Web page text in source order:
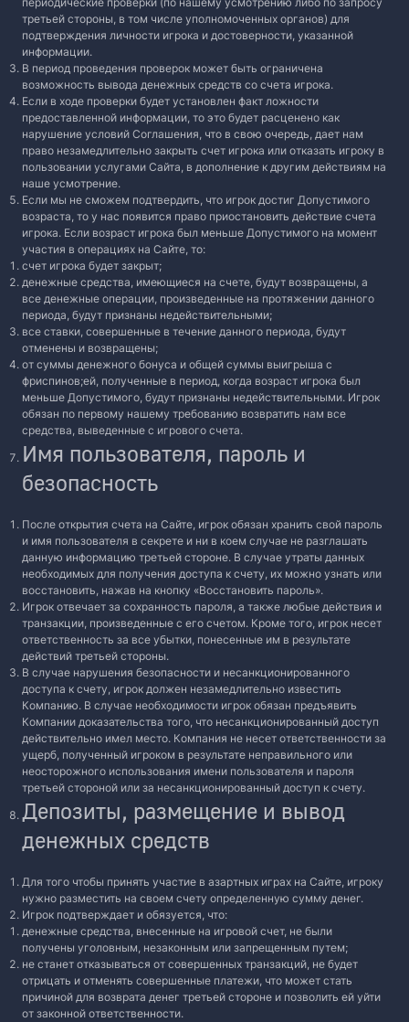
третьей стороны, в том числе уполномоченных органов) для
подтверждения личности игрока и достоверности, указанной
информации.
В период проведения проверок может быть ограничена
возможность вывода денежных средств со счета игрока.
Если в ходе проверки будет установлен факт ложности
предоставленной информации, то это будет расценено как
нарушение условий Соглашения, что в свою очередь, дает нам
право незамедлительно закрыть счет игрока или отказать игроку в
пользовании услугами Сайта, в дополнение к другим действиям на
наше усмотрение.
Если мы не сможем подтвердить, что игрок достиг Допустимого
возраста, то у нас появится право приостановить действие счета
игрока. Если возраст игрока был меньше Допустимого на момент
участия в операциях на Сайте, то:
счет игрока будет закрыт;
денежные средства, имеющиеся на счете, будут возвращены, а
все денежные операции, произведенные на протяжении данного
периода, будут признаны недействительными;
все ставки, совершенные в течение данного периода, будут
отменены и возвращены;
от суммы денежного бонуса и общей суммы выигрыша с
фриспинов;ей, полученные в период, когда возраст игрока был
меньше Допустимого, будут признаны недействительными. Игрок
обязан по первому нашему требованию возвратить нам все
средства, выведенные с игрового счета.
Имя пользователя, пароль и
безопасность
После открытия счета на Сайте, игрок обязан хранить свой пароль
и имя пользователя в секрете и ни в коем случае не разглашать
данную информацию третьей стороне. В случае утраты данных
необходимых для получения доступа к счету, их можно узнать или
восстановить, нажав на кнопку «Восстановить пароль».
Игрок отвечает за сохранность пароля, а также любые действия и
транзакции, произведенные с его счетом. Кроме того, игрок несет
ответственность за все убытки, понесенные им в результате
действий третьей стороны.
В случае нарушения безопасности и несанкционированного
доступа к счету, игрок должен незамедлительно известить
Компанию. В случае необходимости игрок обязан предъявить
Компании доказательства того, что несанкционированный доступ
действительно имел место. Компания не несет ответственности за
ущерб, полученный игроком в результате неправильного или
неосторожного использования имени пользователя и пароля
третьей стороной или за несанкционированный доступ к счету.
Депозиты, размещение и вывод
денежных средств
Для того чтобы принять участие в азартных играх на Сайте, игроку
нужно разместить на своем счету определенную сумму денег.
Игрок подтверждает и обязуется, что:
денежные средства, внесенные на игровой счет, не были
получены уголовным, незаконным или запрещенным путем;
не станет отказываться от совершенных транзакций, не будет
отрицать и отменять совершенные платежи, что может стать
причиной для возврата денег третьей стороне и позволить ей уйти
от законной ответственности.